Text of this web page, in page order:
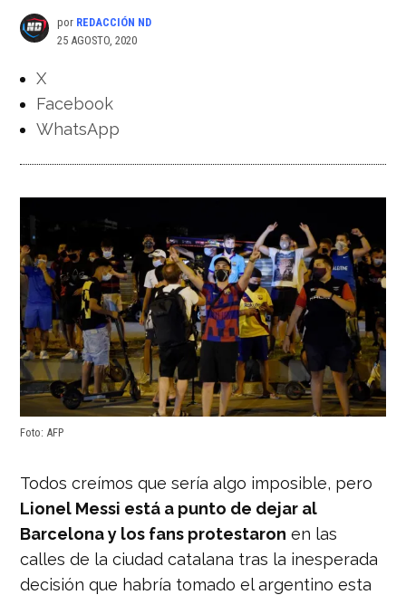
por REDACCIÓN ND
25 AGOSTO, 2020
X
Facebook
WhatsApp
Foto: AFP
Todos creímos que sería algo imposible, pero
Lionel Messi está a punto de dejar al
Barcelona y los fans protestaron en las
calles de la ciudad catalana tras la inesperada
decisión que habría tomado el argentino esta